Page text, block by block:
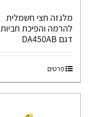
מלגזה חצי חשמלית
להרמה והפיכת חביות
דגם DA450AB
פרטים